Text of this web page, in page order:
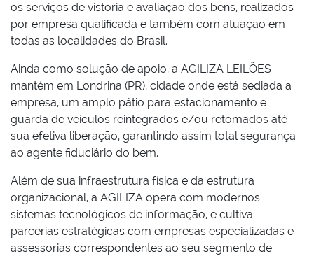
os serviços de vistoria e avaliação dos bens, realizados
por empresa qualificada e também com atuação em
todas as localidades do Brasil.
Ainda como solução de apoio, a AGILIZA LEILÕES
mantém em Londrina (PR), cidade onde está sediada a
empresa, um amplo pátio para estacionamento e
guarda de veículos reintegrados e/ou retomados até
sua efetiva liberação, garantindo assim total segurança
ao agente fiduciário do bem.
Além de sua infraestrutura física e da estrutura
organizacional, a AGILIZA opera com modernos
sistemas tecnológicos de informação, e cultiva
parcerias estratégicas com empresas especializadas e
assessorias correspondentes ao seu segmento de